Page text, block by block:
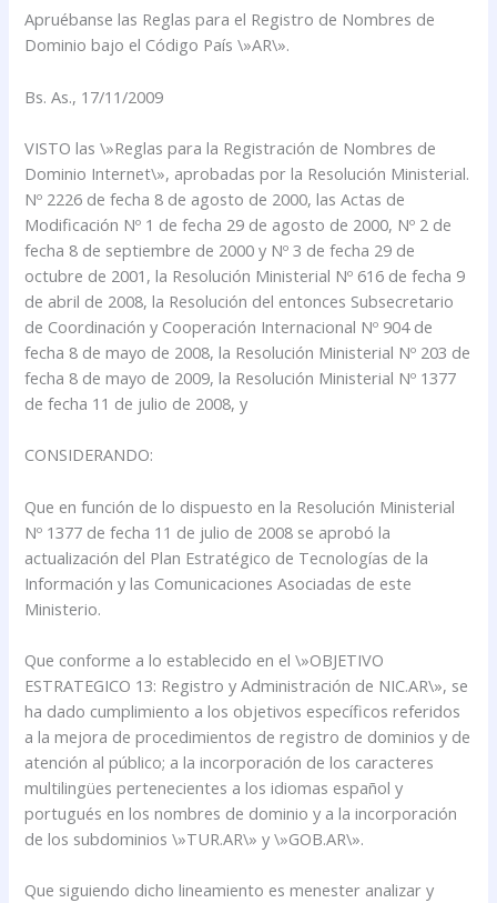
Apruébanse las Reglas para el Registro de Nombres de
Dominio bajo el Código País \»AR\».
Bs. As., 17/11/2009
VISTO las \»Reglas para la Registración de Nombres de
Dominio Internet\», aprobadas por la Resolución Ministerial.
Nº 2226 de fecha 8 de agosto de 2000, las Actas de
Modificación Nº 1 de fecha 29 de agosto de 2000, Nº 2 de
fecha 8 de septiembre de 2000 y Nº 3 de fecha 29 de
octubre de 2001, la Resolución Ministerial Nº 616 de fecha 9
de abril de 2008, la Resolución del entonces Subsecretario
de Coordinación y Cooperación Internacional Nº 904 de
fecha 8 de mayo de 2008, la Resolución Ministerial Nº 203 de
fecha 8 de mayo de 2009, la Resolución Ministerial Nº 1377
de fecha 11 de julio de 2008, y
CONSIDERANDO:
Que en función de lo dispuesto en la Resolución Ministerial
Nº 1377 de fecha 11 de julio de 2008 se aprobó la
actualización del Plan Estratégico de Tecnologías de la
Información y las Comunicaciones Asociadas de este
Ministerio.
Que conforme a lo establecido en el \»OBJETIVO
ESTRATEGICO 13: Registro y Administración de NIC.AR\», se
ha dado cumplimiento a los objetivos específicos referidos
a la mejora de procedimientos de registro de dominios y de
atención al público; a la incorporación de los caracteres
multilingües pertenecientes a los idiomas español y
portugués en los nombres de dominio y a la incorporación
de los subdominios \»TUR.AR\» y \»GOB.AR\».
Que siguiendo dicho lineamiento es menester analizar y